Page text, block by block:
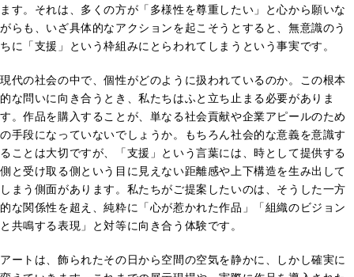
ます。それは、多くの方が「多様性を尊重したい」と心から願いな
がらも、いざ具体的なアクションを起こそうとすると、無意識のう
ちに「支援」という枠組みにとらわれてしまうという事実です。
現代の社会の中で、個性がどのように扱われているのか。この根本
的な問いに向き合うとき、私たちはふと立ち止まる必要がありま
す。作品を購入することが、単なる社会貢献や企業アピールのため
の手段になっていないでしょうか。もちろん社会的な意義を意識す
ることは大切ですが、「支援」という言葉には、時として提供する
側と受け取る側という目に見えない距離感や上下構造を生み出して
しまう側面があります。私たちがご提案したいのは、そうした一方
的な関係性を超え、純粋に「心が惹かれた作品」「組織のビジョン
と共鳴する表現」と対等に向き合う体験です。
アートは、飾られたその日から空間の空気を静かに、しかし確実に